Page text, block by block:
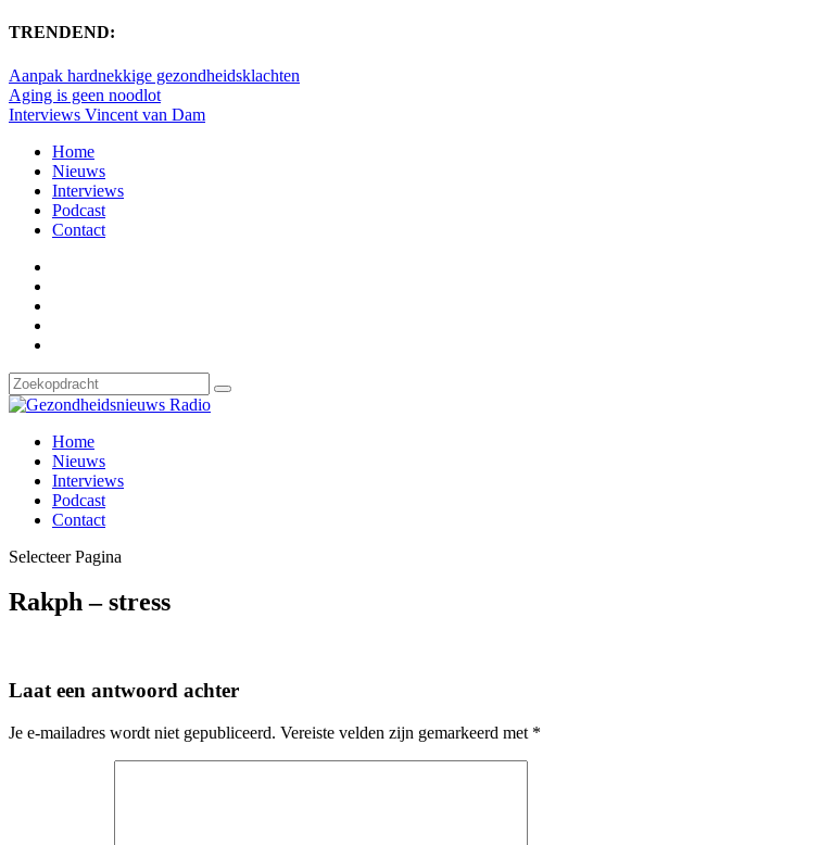
TRENDEND:
Aanpak hardnekkige gezondheidsklachten
Aging is geen noodlot
Interviews Vincent van Dam
Home
Nieuws
Interviews
Podcast
Contact
Home
Nieuws
Interviews
Podcast
Contact
Selecteer Pagina
Rakph – stress
Laat een antwoord achter
Je e-mailadres wordt niet gepubliceerd. Vereiste velden zijn gemarkeerd met *